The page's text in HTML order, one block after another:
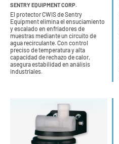
SENTRY EQUIPMENT CORP.
El protector CWIS de Sentry
Equipment elimina el ensuciamiento
y escalado en enfriadores de
muestras mediante un circuito de
agua recirculante. Con control
preciso de temperatura y alta
capacidad de rechazo de calor,
asegura estabilidad en análisis
industriales.